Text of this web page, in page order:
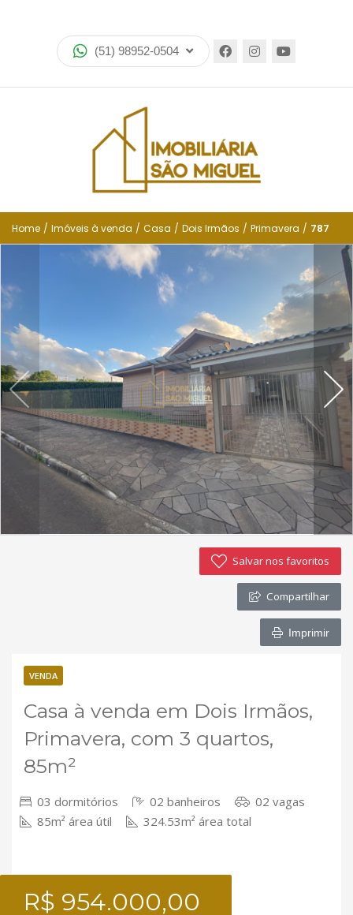
(51) 98952-0504
Imóveis
Encomende seu imóvel
Financiamento
Negocie seu imóvel
Simulador de financiamento
Negocie seu imóvel
Imóveis favoritos
Contato
Home / Imóveis à venda / Casa / Dois Irmãos / Primavera / 787
Salvar nos favoritos
Compartilhar
Imprimir
VENDA
Casa à venda em Dois Irmãos,
Primavera, com 3 quartos,
85m²
03 dormitórios 02 banheiros
02 vagas
85m² área útil
324.53m² área total
R$ 954.000,00